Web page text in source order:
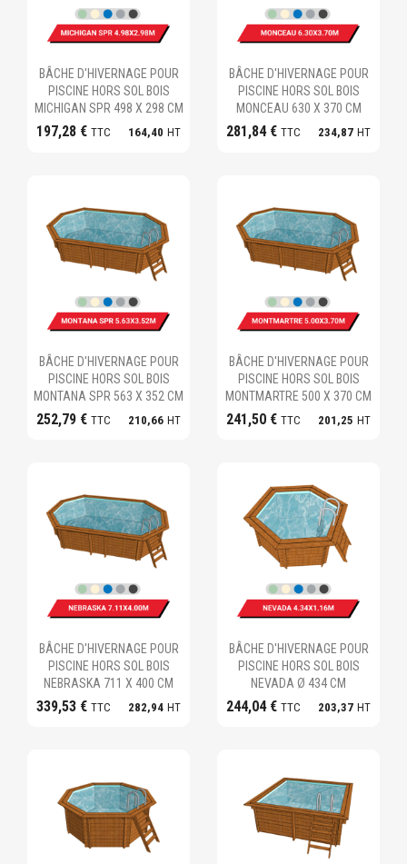
Ajouter au panier
BÂCHE D'HIVERNAGE POUR
PISCINE HORS SOL BOIS
MICHIGAN SPR 498 X 298 CM
197,28 € TTC 164,40 HT
Ajouter au panier
BÂCHE D'HIVERNAGE POUR
PISCINE HORS SOL BOIS
MONCEAU 630 X 370 CM
281,84 € TTC 234,87 HT
Ajouter au panier
BÂCHE D'HIVERNAGE POUR
PISCINE HORS SOL BOIS
MONTANA SPR 563 X 352 CM
252,79 € TTC 210,66 HT
Ajouter au panier
BÂCHE D'HIVERNAGE POUR
PISCINE HORS SOL BOIS
MONTMARTRE 500 X 370 CM
241,50 € TTC 201,25 HT
Ajouter au panier
BÂCHE D'HIVERNAGE POUR
PISCINE HORS SOL BOIS
NEBRASKA 711 X 400 CM
339,53 € TTC 282,94 HT
Ajouter au panier
BÂCHE D'HIVERNAGE POUR
PISCINE HORS SOL BOIS
NEVADA Ø 434 CM
244,04 € TTC 203,37 HT